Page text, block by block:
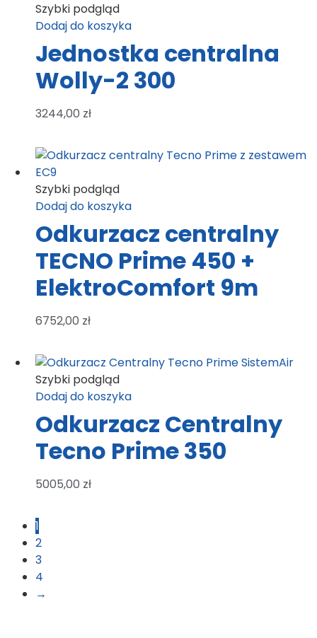
Szybki podgląd
Dodaj do koszyka
Jednostka centralna
Wolly-2 300
3244,00 zł
Szybki podgląd
Dodaj do koszyka
Odkurzacz centralny
TECNO Prime 450 +
ElektroComfort 9m
6752,00 zł
Szybki podgląd
Dodaj do koszyka
Odkurzacz Centralny
Tecno Prime 350
5005,00 zł
1
2
3
4
→